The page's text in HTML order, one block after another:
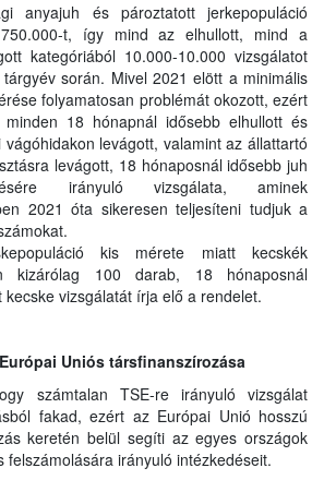
anyajuh és pároztatott jerkepopuláció
t, így mind az elhullott, mind a
kategóriából 10.000-10.000 vizsgálatot
során. Mivel 2021 elött a minimális
folyamatosan problémát okozott, ezért
18 hónapnál idősebb elhullott és
levágott, valamint az állattartó
levágott, 18 hónaposnál idősebb juh
irányuló vizsgálata, aminek
2021 óta sikeresen teljesíteni tudjuk a
kis mérete miatt kecskék
kizárólag 100 darab, 18 hónaposnál
kecske vizsgálatát írja elő a rendelet.
Uniós társfinanszírozása
számtalan TSE-re irányuló vizsgálat
fakad, ezért az Európai Unió hosszú
keretén belül segíti az egyes országok
felszámolására irányuló intézkedéseit.